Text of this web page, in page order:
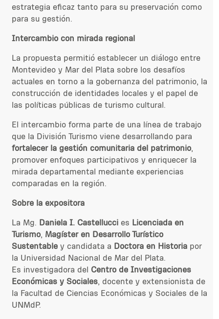
estrategia eficaz tanto para su preservación como
para su gestión.
Intercambio con mirada regional
La propuesta permitió establecer un diálogo entre
Montevideo y Mar del Plata sobre los desafíos
actuales en torno a la gobernanza del patrimonio, la
construcción de identidades locales y el papel de
las políticas públicas de turismo cultural.
El intercambio forma parte de una línea de trabajo
que la División Turismo viene desarrollando para
fortalecer la gestión comunitaria del patrimonio,
promover enfoques participativos y enriquecer la
mirada departamental mediante experiencias
comparadas en la región.
Sobre la expositora
La Mg. Daniela I. Castellucci es Licenciada en
Turismo, Magíster en Desarrollo Turístico
Sustentable y candidata a Doctora en Historia por
la Universidad Nacional de Mar del Plata.
Es investigadora del Centro de Investigaciones
Económicas y Sociales, docente y extensionista de
la Facultad de Ciencias Económicas y Sociales de la
UNMdP.